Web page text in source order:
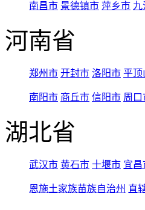
南昌市 景德镇市 萍乡市 九
河南省
郑州市 开封市 洛阳市 平顶
南阳市 商丘市 信阳市 周口
湖北省
武汉市 黄石市 十堰市 宜昌
恩施土家族苗族自治州 直